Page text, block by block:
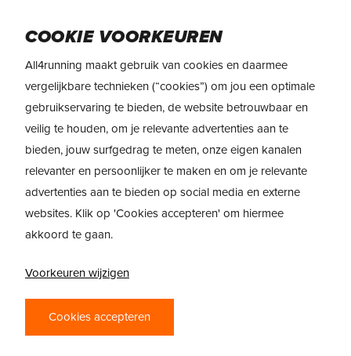
content
REVIEW
ASICS NOVABLAST
6 – SNELLE DAILY
TRAINER MET
ZACHTE BOUNCE
COOKIE VOORKEUREN
All4running maakt gebruik van cookies en daarmee
vergelijkbare technieken (“cookies”) om jou een optimale
gebruikservaring te bieden, de website betrouwbaar en
veilig te houden, om je relevante advertenties aan te
bieden, jouw surfgedrag te meten, onze eigen kanalen
relevanter en persoonlijker te maken en om je relevante
advertenties aan te bieden op social media en externe
websites. Klik op 'Cookies accepteren' om hiermee
akkoord te gaan.
Voorkeuren wijzigen
Cookies accepteren